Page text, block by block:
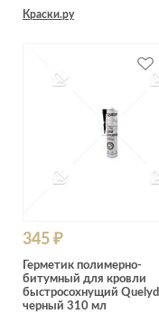
Краски.ру
345 ₽
Герметик полимерно-
битумный для кровли
быстросохнущий Quelyd
черный 310 мл